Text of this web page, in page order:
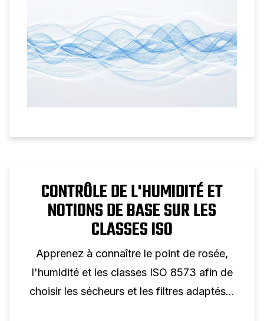
CONTRÔLE DE L'HUMIDITÉ ET
NOTIONS DE BASE SUR LES
CLASSES ISO
Apprenez à connaître le point de rosée,
l'humidité et les classes ISO 8573 afin de
choisir les sécheurs et les filtres adaptés à